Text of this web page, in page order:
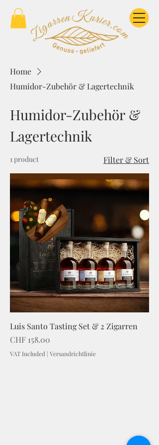
Home
Humidor-Zubehör & Lagertechnik
Humidor-Zubehör &
Lagertechnik
1 product Filter & Sort
Luis Santo Tasting Set & 2 Zigarren
Price
CHF 158.00
VAT Included | Versandrichtlinie